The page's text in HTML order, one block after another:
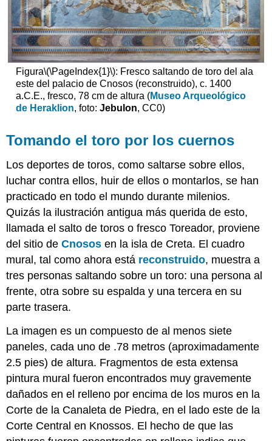
incompleto
Gimnasia
visual
¿Un
rito
de
iniciación?
Recursos
adicionales:
Figura\(\PageIndex{1}\): Fresco saltando de toro del ala
este del palacio de Cnosos (reconstruido), c. 1400
a.C.E., fresco, 78 cm de altura (Museo Arqueológico
de Heraklion, foto: Jebulon, CC0)
Tomando el toro por los cuernos
Los deportes de toros, como saltarse sobre ellos,
luchar contra ellos, huir de ellos o montarlos, se han
practicado en todo el mundo durante milenios.
Quizás la ilustración antigua más querida de esto,
llamada el salto de toros o fresco Toreador, proviene
del sitio deCnosos en la isla de Creta. El cuadro
mural, tal como ahora está reconstruido, muestra a
tres personas saltando sobre un toro: una persona al
frente, otra sobre su espalda y una tercera en su
parte trasera.
La imagen es un compuesto de al menos siete
paneles, cada uno de .78 metros (aproximadamente
2.5 pies) de altura. Fragmentos de esta extensa
pintura mural fueron encontrados muy gravemente
dañados en el relleno por encima de los muros en la
Corte de la Canaleta de Piedra, en el lado este de la
Corte Central en Knossos. El hecho de que las